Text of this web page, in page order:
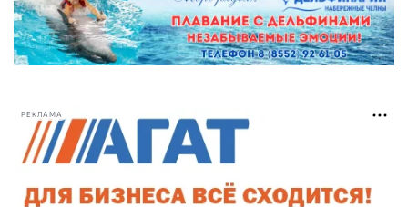
РЕКЛАМА